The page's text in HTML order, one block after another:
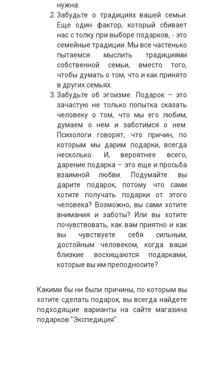
нужна.
Забудьте о традициях вашей семьи.
Еще один фактор, который сбивает
нас с толку при выборе подарков, - это
семейные традиции. Мы все частенько
пытаемся мыслить традициями
собственной семьи, вместо того,
чтобы думать о том, что и как принято
в других семьях.
Забудьте об эгоизме. Подарок – это
зачастую не только попытка сказать
человеку о том, что мы его любим,
думаем о нем и заботимся о нем.
Психологи говорят, что причин, по
которым мы дарим подарки, всегда
несколько. И, вероятнее всего,
дарение подарка – это еще и просьба
взаимной любви. Подумайте: вы
дарите подарок, потому что сами
хотите получать подарки от этого
человека? Возможно, вы сами хотите
внимания и заботы? Или вы хотите
почувствовать, как вам приятно и как
вы чувствуете себя сильным,
достойным человеком, когда ваши
близкие восхищаются подарками,
которые вы им преподносите?
Какими бы ни были причины, по которым вы
хотите сделать подарок, вы всегда найдете
подходящие варианты на сайте магазина
подарков "Экспедиция".